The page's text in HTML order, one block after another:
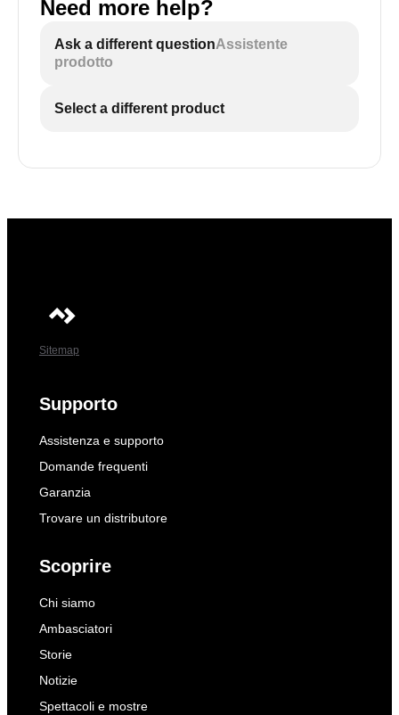
Need more help?
Ask a different questionAssistente
prodotto
Select a different product
Sitemap
Supporto
Assistenza e supporto
Domande frequenti
Garanzia
Trovare un distributore
Scoprire
Chi siamo
Ambasciatori
Storie
Notizie
Spettacoli e mostre